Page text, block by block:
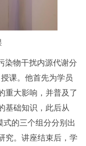
染物干扰内源代谢分
课。他首先为学员
重大影响，并普及了
基础知识，此后从
式的三个组分分别出
究。讲座结束后，学